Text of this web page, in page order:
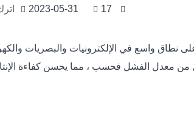
2023-05-31 17
نطاق واسع في الإلكترونيات والبصريات
من معدل الفشل فحسب ، مما يحسن كفاءة